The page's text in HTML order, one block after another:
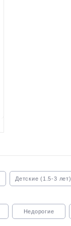
Детские (1.5-3 лет)
Недорогие